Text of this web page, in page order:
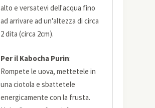
alto e versatevi dell'acqua fino
ad arrivare ad un'altezza di circa
2 dita (circa 2cm).
Per il Kabocha Purin:
Rompete le uova, mettetele in
una ciotola e sbattetele
energicamente con la frusta.